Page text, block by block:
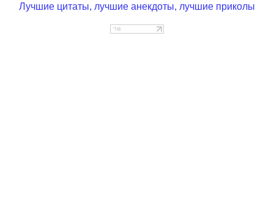
Лучшие цитаты, лучшие анекдоты, лучшие приколы